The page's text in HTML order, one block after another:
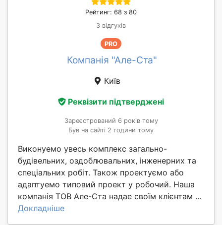
Рейтинг: 68 з 80
3 відгуків
PRO
Компанія "Але-Ста"
Київ
Реквізити підтверджені
Зареєстрований 6 років тому
Був на сайті 2 години тому
Виконуемо увесь комплекс загально-
будівельних, оздоблювальних, інженерних та
спеціальних робіт. Також проектуємо або
адаптуемо типовий проект у робочий. Наша
компанія ТОВ Але-Ста надае своїм клієнтам ...
Докладніше